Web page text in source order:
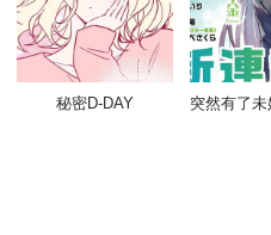
秘密D-DAY